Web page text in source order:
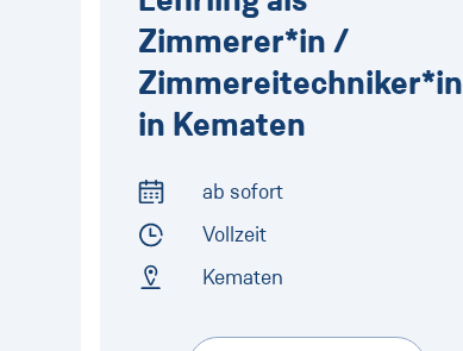
Zimmerer*in /
Zimmerei­tech­niker*in
in Kematen
Arbeitsbeginn
ab sofort
Arbeitszeit
Vollzeit
Kematen